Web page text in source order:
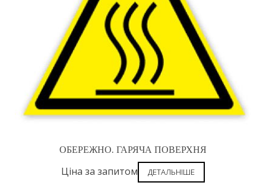
ОБЕРЕЖНО. ГАРЯЧА ПОВЕРХНЯ
Ціна за запитом ДЕТАЛЬНІШЕ